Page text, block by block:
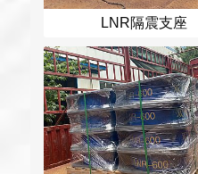
LNR隔震支座